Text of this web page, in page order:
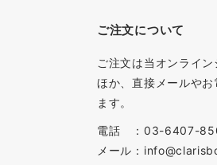
ご注文について
ご注文は当オンライ
ほか、直接メールやお
ます。
電話 ：03-6407-
メール：